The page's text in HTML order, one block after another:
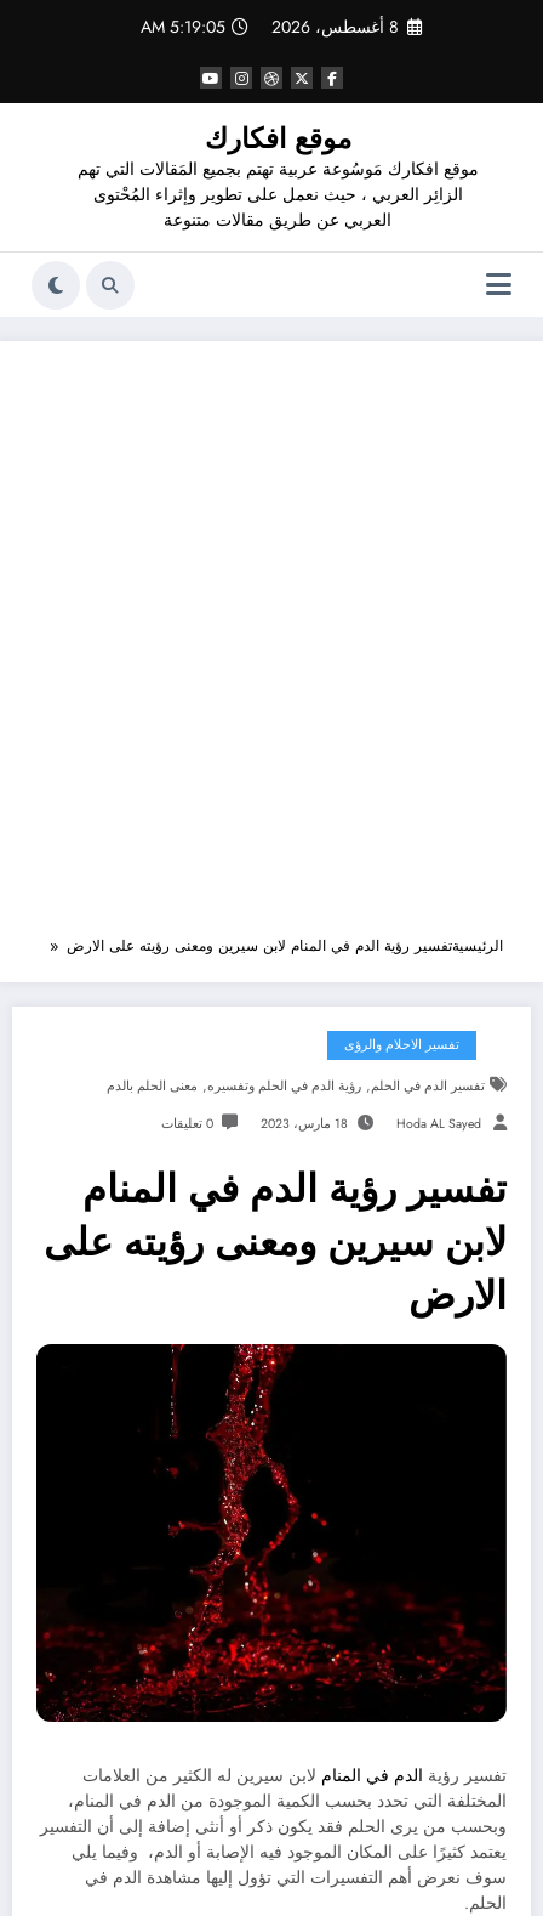
8 أغسطس، 2026 5:19:07 AM
موقع افكارك
موقع افكارك مَوسُوعة عربية تهتم بجميع المَقالات التي تهم
الزائِر العربي ، حيث نعمل على تطوير وإثراء المُحْتوى
العربي عن طريق مقالات متنوعة
الرئيسيةتفسير رؤية الدم في المنام لابن سيرين ومعنى رؤيته على الارض
تفسير الاحلام والرؤى
تفسير الدم في الحلم, رؤية الدم في الحلم وتفسيره, معنى الحلم بالدم
Hoda AL Sayed 18 مارس، 2023 0 تعليقات
تفسير رؤية الدم في المنام
لابن سيرين ومعنى رؤيته على
الارض
تفسير رؤية الدم في المنام لابن سيرين له الكثير من العلامات
المختلفة التي تحدد بحسب الكمية الموجودة من الدم في المنام،
وبحسب من يرى الحلم فقد يكون ذكر أو أنثى إضافة إلى أن التفسير
يعتمد كثيرًا على المكان الموجود فيه الإصابة أو الدم، وفيما يلي
سوف نعرض أهم التفسيرات التي تؤول إليها مشاهدة الدم في
الحلم.